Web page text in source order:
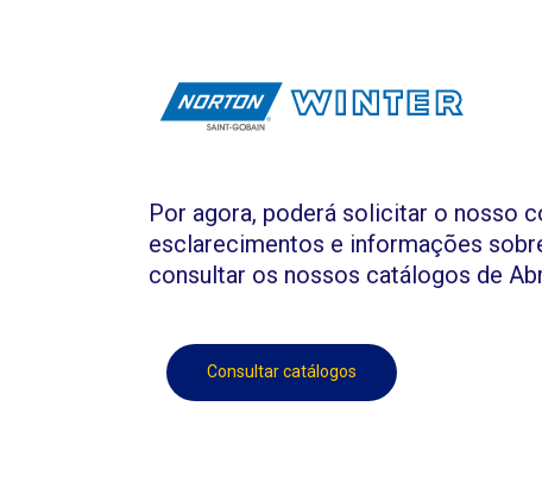
Por agora, poderá solicitar o nosso
esclarecimentos e informações
consultar os nossos catálogos de
Consultar catálogos